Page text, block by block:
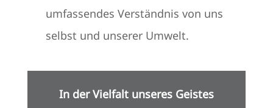
umfassendes Verständnis von uns
selbst und unserer Umwelt.
In der Vielfalt unseres Geistes